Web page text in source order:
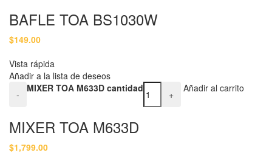
BAFLE TOA BS1030W
$149.00
Vista rápida
Añadir a la lista de deseos
-
MIXER TOA M633D cantidad
+
Añadir al carrito
MIXER TOA M633D
$1,799.00